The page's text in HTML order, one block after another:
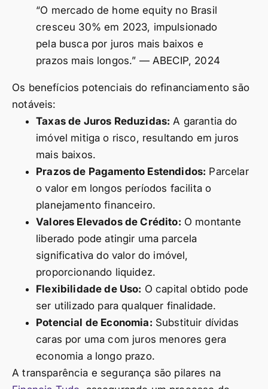
“O mercado de home equity no Brasil
cresceu 30% em 2023, impulsionado
pela busca por juros mais baixos e
prazos mais longos.” — ABECIP, 2024
Os benefícios potenciais do refinanciamento são
notáveis:
Taxas de Juros Reduzidas: A garantia do
imóvel mitiga o risco, resultando em juros
mais baixos.
Prazos de Pagamento Estendidos: Parcelar
o valor em longos períodos facilita o
planejamento financeiro.
Valores Elevados de Crédito: O montante
liberado pode atingir uma parcela
significativa do valor do imóvel,
proporcionando liquidez.
Flexibilidade de Uso: O capital obtido pode
ser utilizado para qualquer finalidade.
Potencial de Economia: Substituir dívidas
caras por uma com juros menores gera
economia a longo prazo.
A transparência e segurança são pilares na